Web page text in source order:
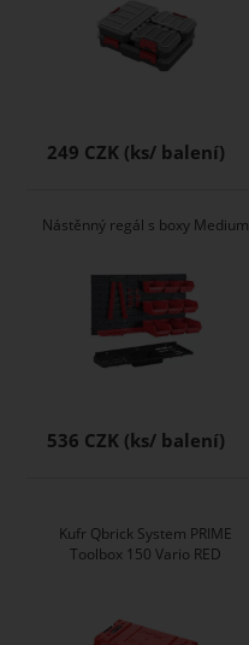
249 CZK
Nástěnný regál s boxy Medium
536 CZK
Kufr Qbrick System PRIME
Toolbox 150 Vario RED